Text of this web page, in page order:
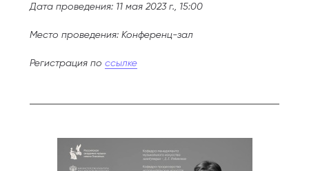
Дата проведения: 11 мая 2023 г., 15:00
Место проведения: Конференц-зал
Регистрация по ссылке